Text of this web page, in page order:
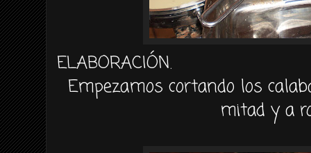
ELABORACIÓN.
Empezamos cortando los
mitad y a